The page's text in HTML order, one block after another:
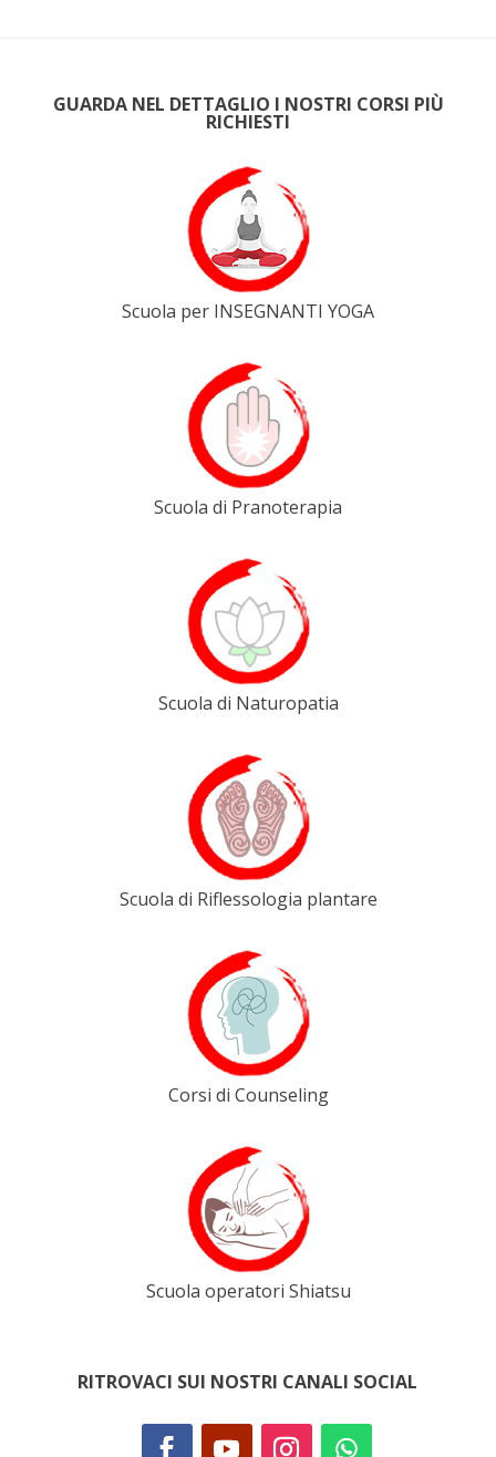
GUARDA NEL DETTAGLIO I NOSTRI CORSI PIÙ
RICHIESTI
Scuola per INSEGNANTI YOGA
Scuola di Pranoterapia
Scuola di Naturopatia
Scuola di Riflessologia plantare
Corsi di Counseling
Scuola operatori Shiatsu
RITROVACI SUI NOSTRI CANALI SOCIAL